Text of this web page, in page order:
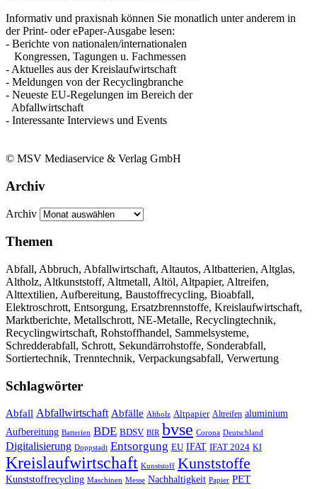
Informativ und praxisnah können Sie monatlich unter anderem in
der Print- oder ePaper-Ausgabe lesen:
- Berichte von nationalen/internationalen
Kongressen, Tagungen u. Fachmessen
- Aktuelles aus der Kreislaufwirtschaft
- Meldungen von der Recyclingbranche
- Neueste EU-Regelungen im Bereich der
Abfallwirtschaft
- Interessante Interviews und Events
© MSV Mediaservice & Verlag GmbH
Archiv
Archiv
Themen
Abfall, Abbruch, Abfallwirtschaft, Altautos, Altbatterien, Altglas,
Altholz, Altkunststoff, Altmetall, Altöl, Altpapier, Altreifen,
Alttextilien, Aufbereitung, Baustoffrecycling, Bioabfall,
Elektroschrott, Entsorgung, Ersatzbrennstoffe, Kreislaufwirtschaft,
Marktberichte, Metallschrott, NE-Metalle, Recyclingtechnik,
Recyclingwirtschaft, Rohstoffhandel, Sammelsysteme,
Schredderabfall, Schrott, Sekundärrohstoffe, Sonderabfall,
Sortiertechnik, Trenntechnik, Verpackungsabfall, Verwertung
Schlagwörter
Abfall Abfallwirtschaft Abfälle Altholz Altpapier Altreifen aluminium
Aufbereitung Batterien BDE BDSV BIR bvse Corona Deutschland
Digitalisierung Doppstadt Entsorgung EU IFAT IFAT 2024 KI
Kreislaufwirtschaft Kunststoff Kunststoffe
Kunststoffrecycling Maschinen Messe Nachhaltigkeit Papier PET